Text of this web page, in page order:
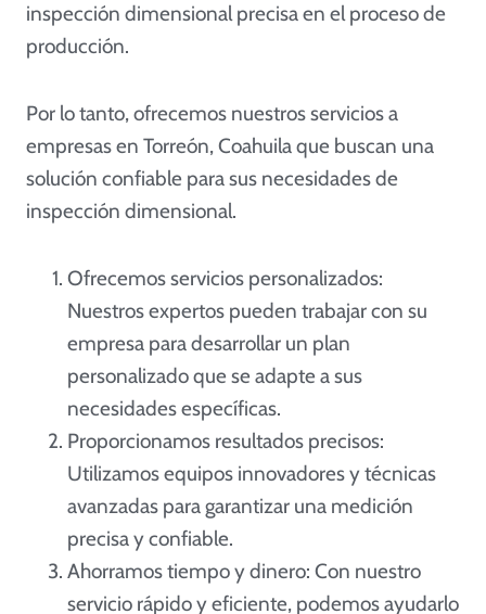
inspección dimensional precisa en el proceso de
producción.
Por lo tanto, ofrecemos nuestros servicios a
empresas en Torreón, Coahuila que buscan una
solución confiable para sus necesidades de
inspección dimensional.
Ofrecemos servicios personalizados:
Nuestros expertos pueden trabajar con su
empresa para desarrollar un plan
personalizado que se adapte a sus
necesidades específicas.
Proporcionamos resultados precisos:
Utilizamos equipos innovadores y técnicas
avanzadas para garantizar una medición
precisa y confiable.
Ahorramos tiempo y dinero: Con nuestro
servicio rápido y eficiente, podemos ayudarlo